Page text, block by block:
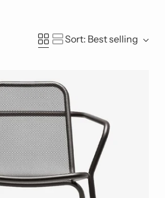
Sort: Best selling